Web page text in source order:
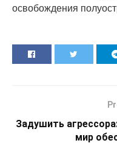
освобождения
Задушить
мир